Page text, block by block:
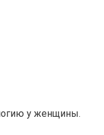
у женщины.